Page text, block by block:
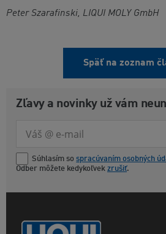
Peter Szarafinski, LIQUI MOLY GmbH
Späť na zoznam
Zľavy a novinky už vám
Súhlasím so spracúvaním osobných
Odber môžete kedykoľvek zrušiť.